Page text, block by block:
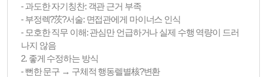
- 과도한 자기칭찬: 객관 근거 부족
- 부정렉?茨?서술: 면접관에게 마이너스 인식
- 모호한 직무 이해: 관심만 언급하거나 실제 수행 역량이 드러
나지 않음
2. 좋게 수정하는 방식
- 뻔한 문구 → 구체적 행동렐별核?변환